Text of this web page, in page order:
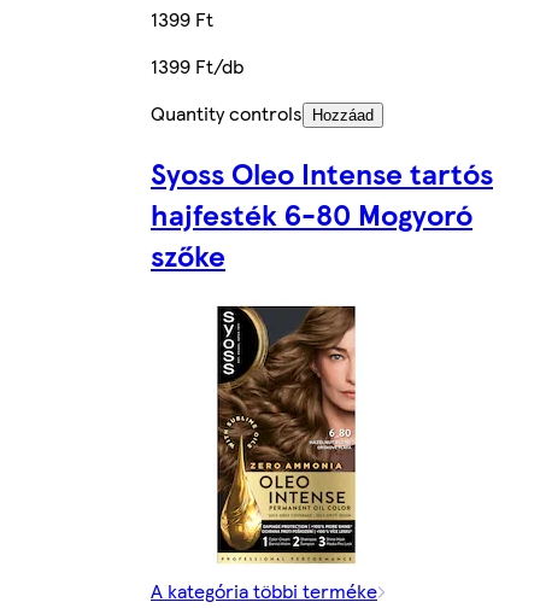
1399 Ft
1399 Ft/db
Quantity controls
Hozzáad
Syoss Oleo Intense tartós
hajfesték 6-80 Mogyoró
szőke
A kategória többi terméke